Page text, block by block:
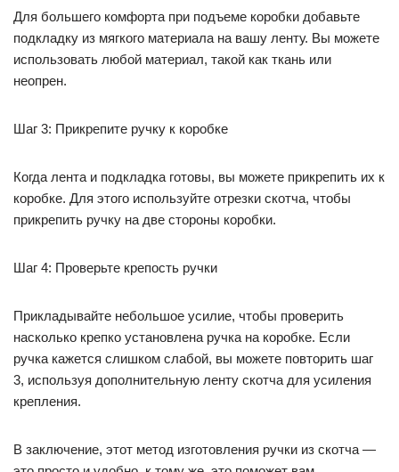
Для большего комфорта при подъеме коробки добавьте
подкладку из мягкого материала на вашу ленту. Вы можете
использовать любой материал, такой как ткань или
неопрен.
Шаг 3: Прикрепите ручку к коробке
Когда лента и подкладка готовы, вы можете прикрепить их к
коробке. Для этого используйте отрезки скотча, чтобы
прикрепить ручку на две стороны коробки.
Шаг 4: Проверьте крепость ручки
Прикладывайте небольшое усилие, чтобы проверить
насколько крепко установлена ручка на коробке. Если
ручка кажется слишком слабой, вы можете повторить шаг
3, используя дополнительную ленту скотча для усиления
крепления.
В заключение, этот метод изготовления ручки из скотча —